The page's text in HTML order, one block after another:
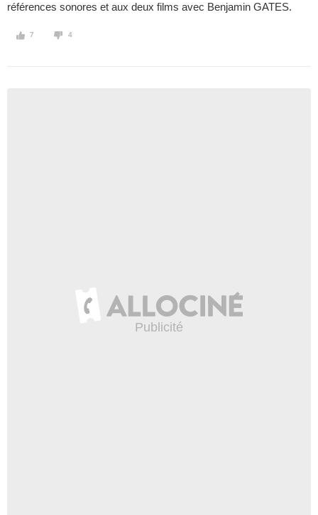
références sonores et aux deux films avec Benjamin GATES.
7 4